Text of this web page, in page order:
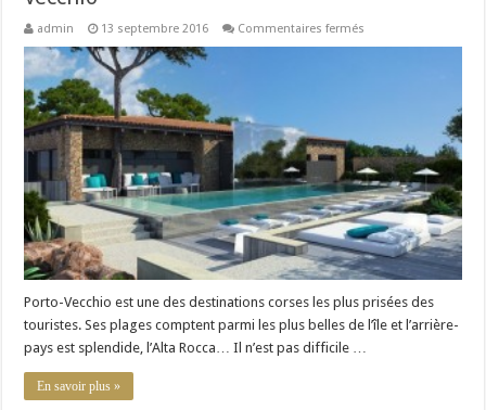
admin 13 septembre 2016 Commentaires fermés
à
Porto
Vecchio
Porto-Vecchio est une des destinations corses les plus prisées des
touristes. Ses plages comptent parmi les plus belles de l’île et l’arrière-
pays est splendide, l’Alta Rocca… Il n’est pas difficile …
En savoir plus »